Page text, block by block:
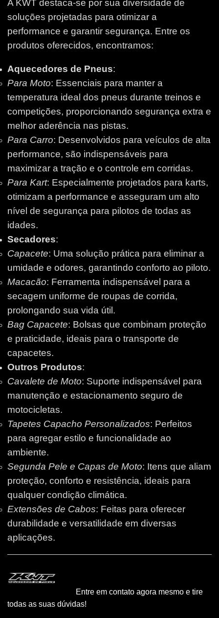
A KWT destaca-se por sua diversidade de
soluções projetadas para otimizar a
performance e garantir segurança. Entre os
produtos oferecidos, encontramos:
Aquecedores de Pneus:
Para Moto: Essenciais para manter a
temperatura ideal dos pneus durante treinos e
competições, proporcionando segurança extra e
melhor aderência nas pistas.
Para Carro: Desenvolvidos para veículos de alta
performance, são indispensáveis para
maximizar a tração e o controle em corridas.
Para Kart: Especialmente projetados para karts,
otimizam a performance e asseguram um alto
nível de segurança para pilotos de todas as
idades.
Secadores:
Capacete: Uma solução prática para eliminar a
umidade e odores, garantindo conforto ao piloto.
Macacão: Ferramenta indispensável para a
secagem uniforme de roupas de corrida,
prolongando sua vida útil.
Bag Capacete: Bolsas que combinam proteção
e praticidade, ideais para o transporte de
capacetes.
Outros Produtos:
Cavalete de Moto: Suporte indispensável para
manutenção e estacionamento seguro de
motocicletas.
Tapetes Capacho Personalizados: Perfeitos
para agregar estilo e funcionalidade ao
ambiente.
Segunda Pele e Capas de Moto: Itens que aliam
proteção, conforto e resistência, ideais para
qualquer condição climática.
Extensões de Cabos: Feitas para oferecer
durabilidade e versatilidade em diversas
aplicações.
Entre em contato agora mesmo e tire
todas as suas dúvidas!